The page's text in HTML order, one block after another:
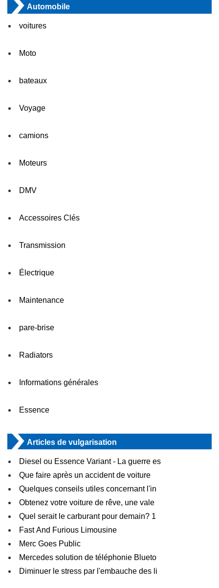
Automobile
voitures
Moto
bateaux
Voyage
camions
Moteurs
DMV
Accessoires Clés
Transmission
Électrique
Maintenance
pare-brise
Radiators
Informations générales
Essence
Articles de vulgarisation
Diesel ou Essence Variant - La guerre es
Que faire après un accident de voiture
Quelques conseils utiles concernant l'in
Obtenez votre voiture de rêve, une vale
Quel serait le carburant pour demain? 1
Fast And Furious Limousine
Merc Goes Public
Mercedes solution de téléphonie Blueto
Diminuer le stress par l'embauche des li